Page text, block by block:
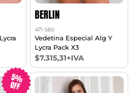
BERLIN
471-580
Vedetina Especial Alg Y
Lycra Pack X3
$7.315,31+IVA
5%
OFF